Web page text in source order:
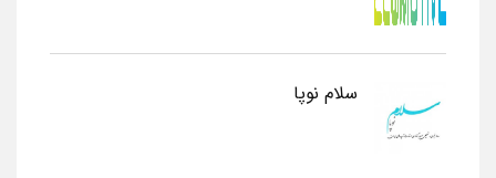
سلام نوپا